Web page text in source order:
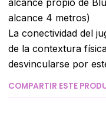
alcance 4 metros)
La conectividad del
de la contextura
desvincularse por
COMPARTIR ESTE